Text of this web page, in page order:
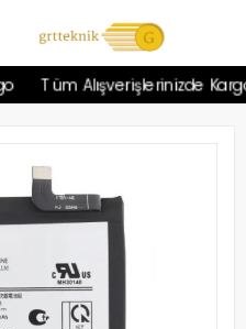
Tüm Alışverişlerinizde Kargo